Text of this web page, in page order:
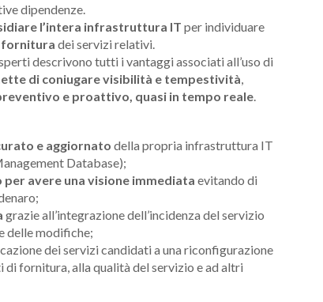
dipendenze.
l’intera infrastruttura IT per individuare
fornitura dei servizi relativi.
descrivono tutti i vantaggi associati all’uso di
di coniugare visibilità e tempestività,
e proattivo, quasi in tempo reale.
e aggiornato della propria infrastruttura IT
Database);
avere una visione immediata evitando di
grazie all’integrazione dell’incidenza del servizio
delle modifiche;
dei servizi candidati a una riconfigurazione
fornitura, alla qualità del servizio e ad altri